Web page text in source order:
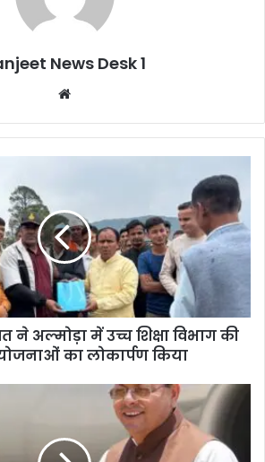
News Desk 1
te
ने अल्मोड़ा में उच्च शिक्षा विभाग की
का लोकार्पण किया